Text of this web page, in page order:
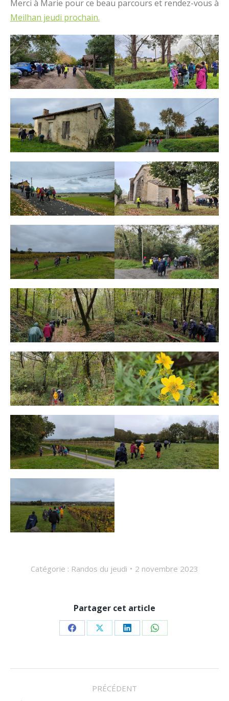
Merci à Marie pour ce beau parcours et rendez-vous à
Meilhan jeudi prochain.
Catégorie : Randos du jeudi 2 novembre 2023
Partager cet article
Partager
Facebook
Partager
X
Partager
LinkedIn
Partager
WhatsApp
NAVIGATIONPRÉCÉDENT